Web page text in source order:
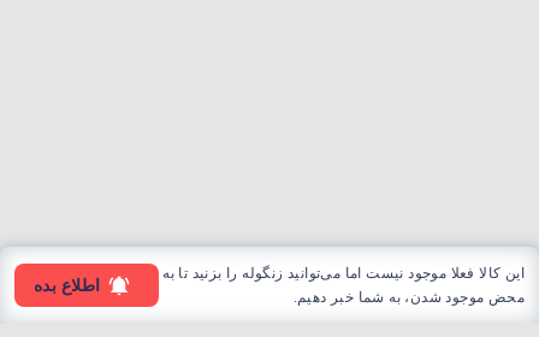
این کالا فعلا موجود نیست اما می‌توانید زنگوله را بزنید تا به
محض موجود شدن، به شما خبر دهیم.
اطلاع بده